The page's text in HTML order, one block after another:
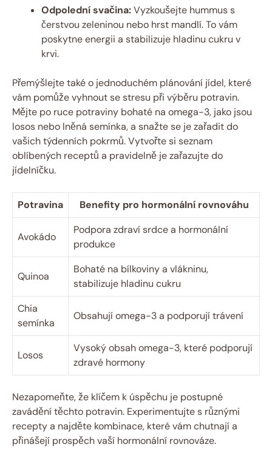
Odpolední svačina:Vyzkoušejte hummus s
čerstvou zeleninou nebo hrst mandlí. To vám
poskytne energii a stabilizuje hladinu cukru v
krvi.
Přemýšlejte také o jednoduchém plánování jídel, které
vám pomůže vyhnout se stresu při výběru potravin.
Mějte po ruce potraviny bohaté na omega-3, jako jsou
losos nebo lněná semínka, a snažte se je zařadit do
vašich týdenních pokrmů. Vytvořte si seznam
oblíbených receptů a pravidelně je zařazujte do
jídelníčku.
Potravina Benefity pro hormonální rovnováhu
Avokádo
Podpora zdraví srdce a hormonální
produkce
Quinoa
Bohaté na bílkoviny a vlákninu,
stabilizuje hladinu cukru
Chia
semínka
Obsahují omega-3 a podporují trávení
Losos
Vysoký obsah omega-3, které podporují
zdravé hormony
Nezapomeňte, že klíčem k úspěchu je postupné
zavádění těchto potravin. Experimentujte s různými
recepty a najděte kombinace, které vám chutnají a
přinášejí prospěch vaší hormonální rovnováze.